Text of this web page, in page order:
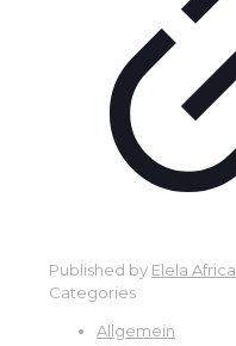
Published by Elela Africa
Categories
Allgemein